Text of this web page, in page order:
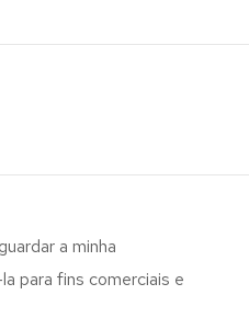
a minha
para fins comerciais e